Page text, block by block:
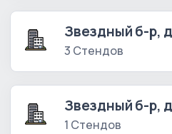
Звездный б-р,
3 Стендов
Звездный б-р,
1 Стендов